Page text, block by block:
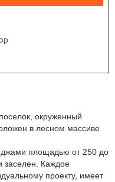
окруженный
в лесном массиве
площадью от 250 до
заселен. Каждое
проекту, имеет